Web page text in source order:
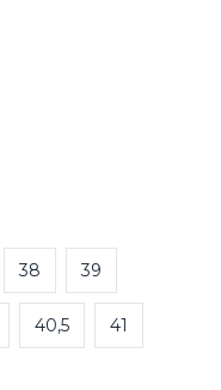
38 39
40,5 41